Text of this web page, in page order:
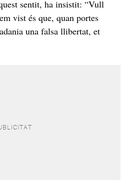
sentit, ha insistit: “Vull
vist és que, quan portes
una falsa llibertat, et